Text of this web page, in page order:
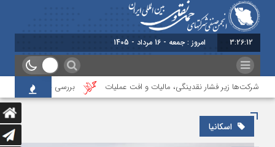
3:26:13 امروز : جمعه - 16 مرداد - 1405
شرکت‌ها زیر فشار نقدینگی، مالیات و افت عملیات بررسی چالش‌های حمل
اسکانیا